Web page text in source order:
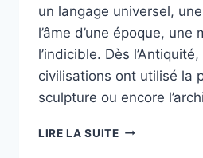
un langage universel,
l’âme d’une époque, une
l’indicible. Dès
civilisations ont utilisé la
sculpture ou encore
LIRE LA SUITEPOURQUOI